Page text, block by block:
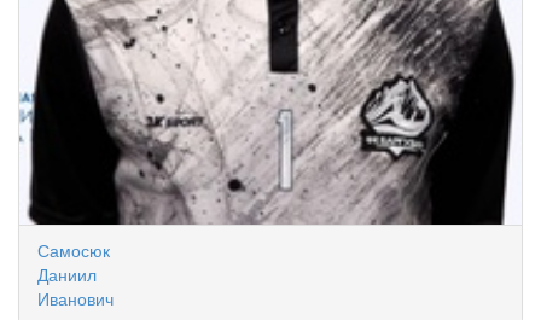
Самосюк
Даниил
Иванович